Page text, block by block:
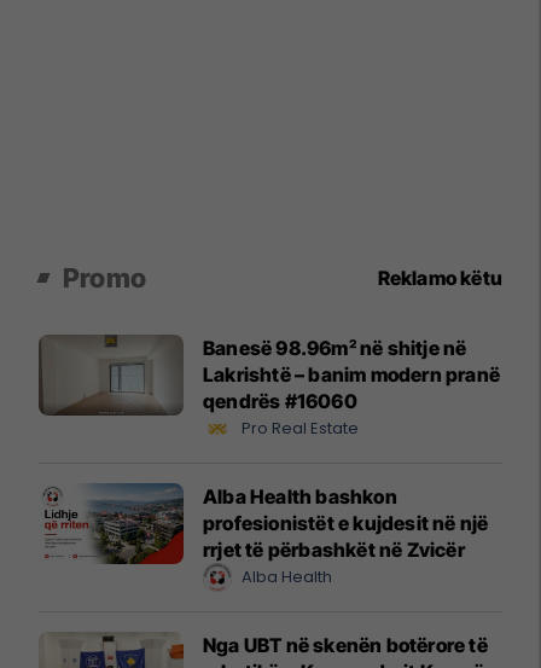
Promo Reklamo këtu
Banesë 98.96m² në shitje në
Lakrishtë – banim modern pranë
qendrës #16060
Pro Real Estate
Alba Health bashkon
profesionistët e kujdesit në një
rrjet të përbashkët në Zvicër
Alba Health
Nga UBT në skenën botërore të